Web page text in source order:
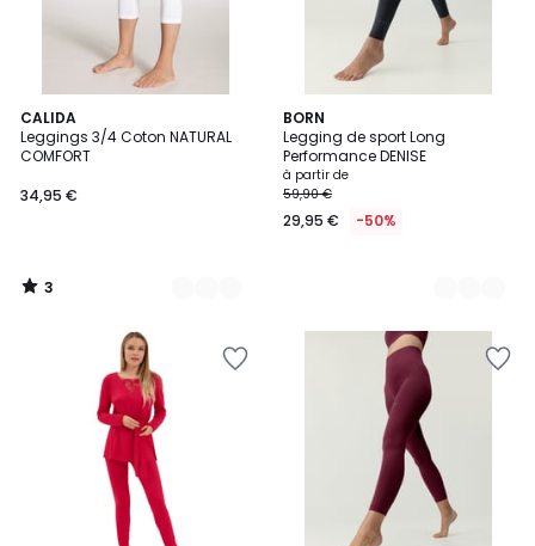
CALIDA
Leggings 3/4 Coton NATURAL
COMFORT
34,95 €
3
/
5
2
Couleurs
3
/
BORN
Legging de sport Long
Performance DENISE
à partir de
59,90 €
29,95 € -50%
3
Couleurs